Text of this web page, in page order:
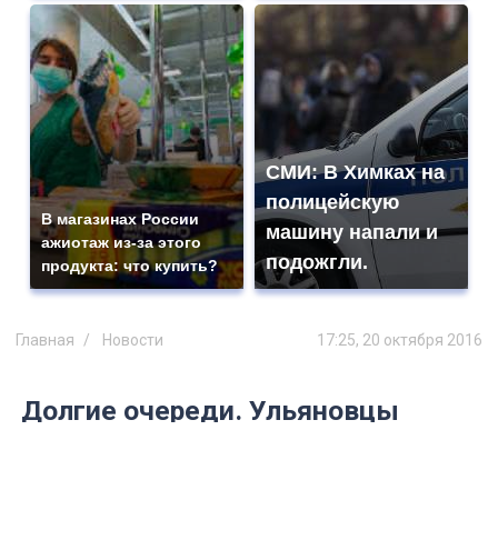
В магазинах России
ажиотаж из-за этого
продукта: что купить?
СМИ: В Химках на
полицейскую
машину напали и
подожгли.
Главная Новости 17:25, 20 октября 2016
Долгие очереди. Ульяновцы